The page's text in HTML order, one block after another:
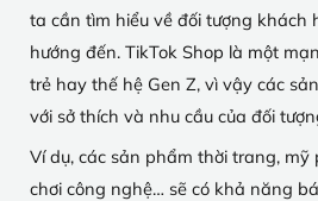
ta cần tìm hiểu về đối tượng
hướng đến. TikTok Shop là một
trẻ hay thế hệ Gen Z, vì vậy các
với sở thích và nhu cầu của đối
Ví dụ, các sản phẩm thời trang, mỹ
chơi công nghệ… sẽ có khả năng